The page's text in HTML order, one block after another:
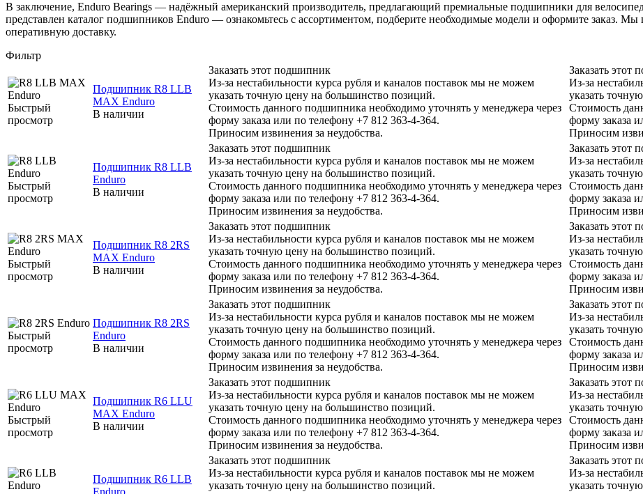
В заключение, Enduro Bearings — надёжный американский производитель, предлагающий премиальные подшипники для
представлен каталог подшипников Enduro — ознакомьтесь с ассортиментом, подберите необходимые модели и оформите заказ.
оперативную доставку.
Фильтр
Быстрый
просмотр
Подшипник R8 LLB
MAX Enduro
В наличии
Заказать этот подшипник
Из-за нестабильности курса рубля и каналов поставок мы не можем
указать точную цену на большинство позиций.
Стоимость данного подшипника необходимо уточнять у менеджера через
форму заказа или по телефону +7 812 363-4-364.
Приносим извинения за неудобства.
Заказать этот
Из-за
указать
Стоимость
форму заказа
Приносим
Быстрый
просмотр
Подшипник R8 LLB
Enduro
В наличии
Заказать этот подшипник
Из-за нестабильности курса рубля и каналов поставок мы не можем
указать точную цену на большинство позиций.
Стоимость данного подшипника необходимо уточнять у менеджера через
форму заказа или по телефону +7 812 363-4-364.
Приносим извинения за неудобства.
Заказать этот
Из-за
указать
Стоимость
форму заказа
Приносим
Быстрый
просмотр
Подшипник R8 2RS
MAX Enduro
В наличии
Заказать этот подшипник
Из-за нестабильности курса рубля и каналов поставок мы не можем
указать точную цену на большинство позиций.
Стоимость данного подшипника необходимо уточнять у менеджера через
форму заказа или по телефону +7 812 363-4-364.
Приносим извинения за неудобства.
Заказать этот
Из-за
указать
Стоимость
форму заказа
Приносим
Быстрый
просмотр
Подшипник R8 2RS
Enduro
В наличии
Заказать этот подшипник
Из-за нестабильности курса рубля и каналов поставок мы не можем
указать точную цену на большинство позиций.
Стоимость данного подшипника необходимо уточнять у менеджера через
форму заказа или по телефону +7 812 363-4-364.
Приносим извинения за неудобства.
Заказать этот
Из-за
указать
Стоимость
форму заказа
Приносим
Быстрый
просмотр
Подшипник R6 LLU
MAX Enduro
В наличии
Заказать этот подшипник
Из-за нестабильности курса рубля и каналов поставок мы не можем
указать точную цену на большинство позиций.
Стоимость данного подшипника необходимо уточнять у менеджера через
форму заказа или по телефону +7 812 363-4-364.
Приносим извинения за неудобства.
Заказать этот
Из-за
указать
Стоимость
форму заказа
Приносим
Подшипник R6 LLB
Заказать этот подшипник
Из-за нестабильности курса рубля и каналов поставок мы не можем
указать точную цену на большинство позиций.
Заказать этот
Из-за
указать